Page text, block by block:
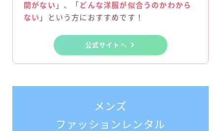
間がない 」、「 どんな洋服が似合うのかわから
ない 」という方におすすめです！
公式サイト へ
メンズ
ファッションレンタル